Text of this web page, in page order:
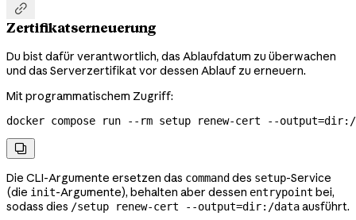

Zertifikatserneuerung
Du bist dafür verantwortlich, das Ablaufdatum zu überwachen
und das Serverzertifikat vor dessen Ablauf zu erneuern.
Mit programmatischem Zugriff:
docker compose run --rm setup renew-cert --output=dir:/

Die CLI-Argumente ersetzen das commanddes setup-Service
(die init-Argumente), behalten aber dessen entrypoint bei,
sodass dies /setup renew-cert --output=dir:/dataausführt.